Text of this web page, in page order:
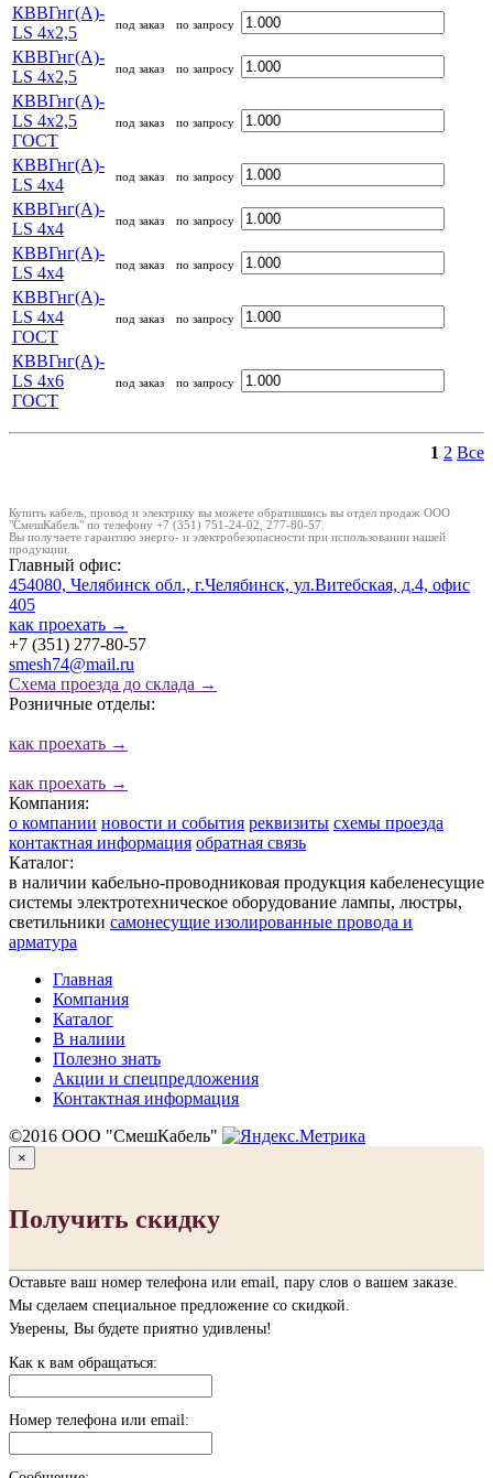
КВВГнг(А)-
LS 4х2,5
под заказ по запросу
КВВГнг(А)-
LS 4х2,5
под заказ по запросу
КВВГнг(А)-
LS 4х2,5
ГОСТ
под заказ по запросу
КВВГнг(А)-
LS 4х4
под заказ по запросу
КВВГнг(А)-
LS 4х4
под заказ по запросу
КВВГнг(А)-
LS 4х4
под заказ по запросу
КВВГнг(А)-
LS 4х4
ГОСТ
под заказ по запросу
КВВГнг(А)-
LS 4х6
ГОСТ
под заказ по запросу
1 2 Все
Купить кабель, провод и электрику вы можете обратившись вы отдел продаж ООО
"СмешКабель" по телефону +7 (351) 751-24-02, 277-80-57.
Вы получаете гарантию энерго- и электробезопасности при использовании нашей
продукции.
Главный офис:
454080, Челябинск обл., г.Челябинск, ул.Витебская, д.4, офис
405
как проехать →
+7 (351) 277-80-57
smesh74@mail.ru
Схема проезда до склада →
Розничные отделы:
как проехать →
как проехать →
Компания:
о компании новости и события реквизиты схемы проезда
контактная информация обратная связь
Каталог:
в наличии кабельно-проводниковая продукция кабеленесущие
системы электротехническое оборудование лампы, люстры,
светильники cамонесущие изолированные провода и
арматура
Главная
Компания
Каталог
В налиии
Полезно знать
Акции и спецпредложения
Контактная информация
©2016 ООО "СмешКабель"
×
Получить скидку
Оставьте ваш номер телефона или email, пару слов о вашем заказе.
Мы сделаем специальное предложение со скидкой.
Уверены, Вы будете приятно удивлены!
Как к вам обращаться:
Номер телефона или email: